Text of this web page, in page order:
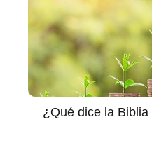
¿Qué dice la